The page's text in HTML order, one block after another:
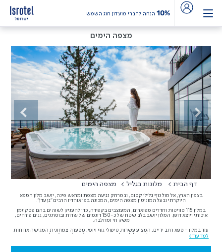
10% הנחה לחברי מועדון חוג השמש
מצפה הימים
Previous
Next
דף הבית מלונות בגליל מצפה הימים
בצפון הארץ, אל מול נוף גלילי קסום, ובמרחק נגיעה מצפת ומראש פינה, יושב מלון הספא
היוקרתי ובעל המוניטין מצפה הימים, המכונה בפי אוהדיו הרבים "גן עדן".
במלון 115 סוויטות וחדרים מפוארים, המעוצבים בקפידה, כדי להעניק לשוהים בהם פסק זמן
איכותי ויוצא דופן. המלון יושב בלב שטח של כ-150 דונמים של שדות ובוסתנים, גנים פורחים,
משק חי ומחלבה.
עוד במלון - ספא רחב ידיים, המציע עשרות טיפולי גוף ויופי, מסעדה צמחונית המגישה ארוחות
בוקר וערב המשקיפה אל נוף גלילי נפלא וכמובן מסעדת 'ראנץ' האוס' בעלת המוניטין.למד עוד >